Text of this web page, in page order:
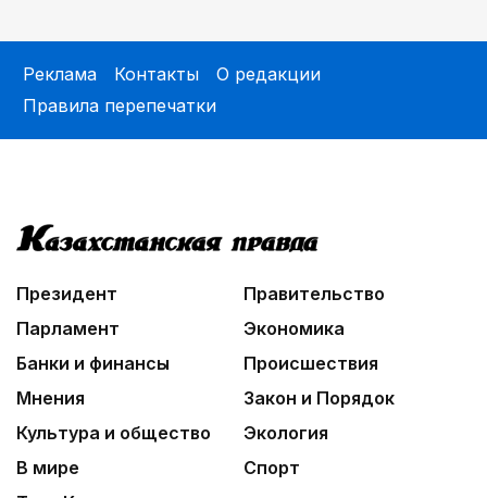
Реклама Контакты
О редакции
Правила перепечатки
Президент
Правительство
Парламент
Экономика
Банки и финансы
Происшествия
Мнения
Закон и Порядок
Культура и общество
Экология
В мире
Спорт